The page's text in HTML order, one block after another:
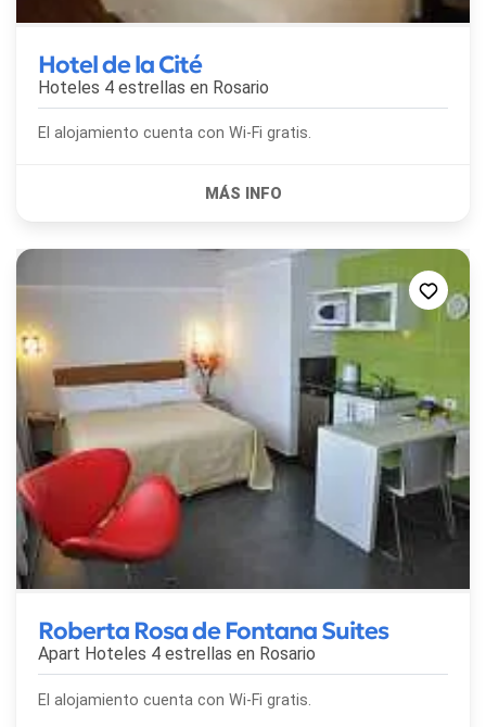
Hotel de la Cité
Hoteles 4 estrellas en Rosario
El alojamiento cuenta con Wi-Fi gratis.
Roberta Rosa de Fontana Suites
Apart Hoteles 4 estrellas en Rosario
El alojamiento cuenta con Wi-Fi gratis.